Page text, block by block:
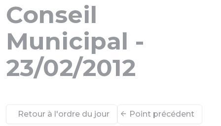
Conseil
Municipal -
23/02/2012
Retour à l'ordre du jour Point précédent